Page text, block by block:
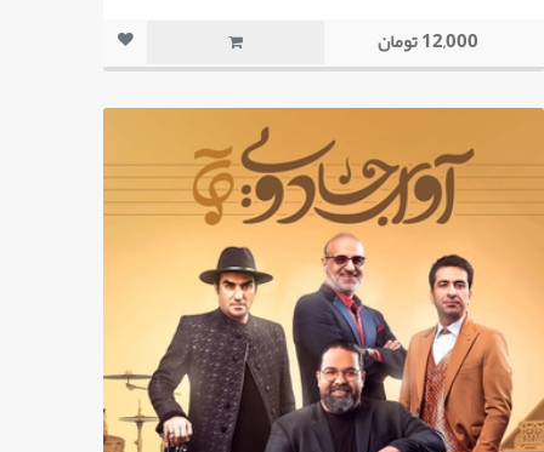
12,000 تومان